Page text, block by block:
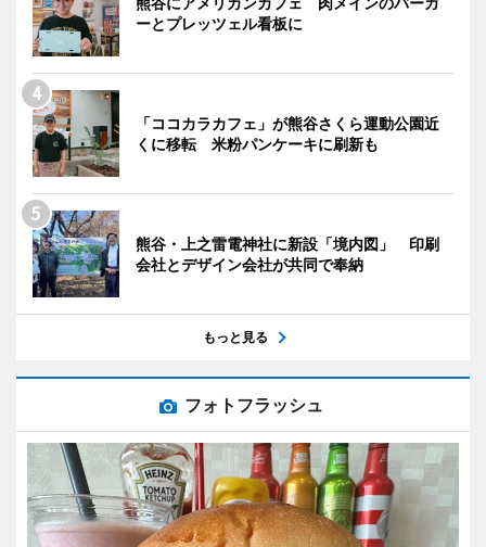
ーとプレッツェル看板に
「ココカラカフェ」が熊谷さくら運動公園近
くに移転 米粉パンケーキに刷新も
熊谷・上之雷電神社に新設「境内図」 印刷
会社とデザイン会社が共同で奉納
もっと見る
フォトフラッシュ